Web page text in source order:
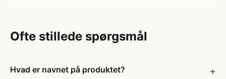
Ofte stillede spørgsmål
Hvad er navnet på produktet?